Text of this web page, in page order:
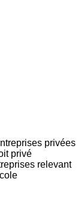
privées
privé
relevant